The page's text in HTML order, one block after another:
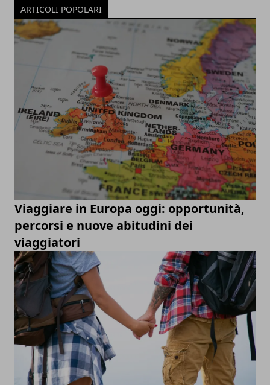
ARTICOLI POPOLARI
Viaggiare in Europa oggi: opportunità,
percorsi e nuove abitudini dei
viaggiatori